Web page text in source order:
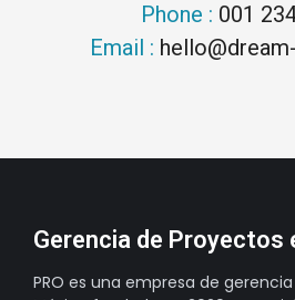
Phone : 001
Email :
Gerencia de Proyectos
PRO es una empresa de